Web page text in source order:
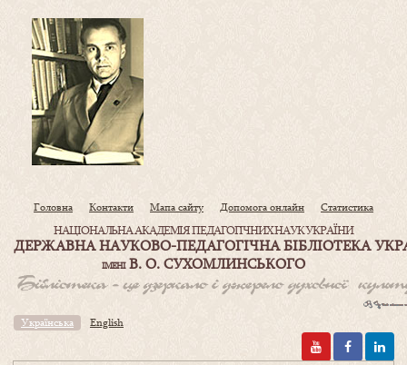
Головна Контакти Мапа сайту Допомога онлайн Статистика
НАЦІОНАЛЬНА АКАДЕМІЯ ПЕДАГОГІЧНИХ НАУК УКРАЇНИ
ДЕРЖАВНА НАУКОВО-ПЕДАГОГІЧНА БІБЛІОТЕКА
ІМЕНІВ. О. СУХОМЛИНСЬКОГО
Українська English